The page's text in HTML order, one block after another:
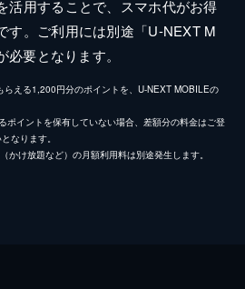
活用することで、スマホ代がお得
す。ご利用には別途「U-NEXT M
要となります。
らえる1,200円分のポイントを、U-NEXT MOBILEの
ポイントを保有していない場合、差額分の料金はご登
なります。
かけ放題など）の月額利用料は別途発生します。